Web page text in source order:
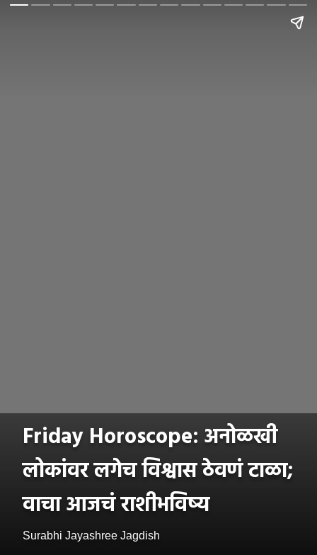
Friday Horoscope: अनोळखी
लोकांवर लगेच विश्वास ठेवणं टाळा;
वाचा आजचं राशीभविष्य
Surabhi Jayashree Jagdish